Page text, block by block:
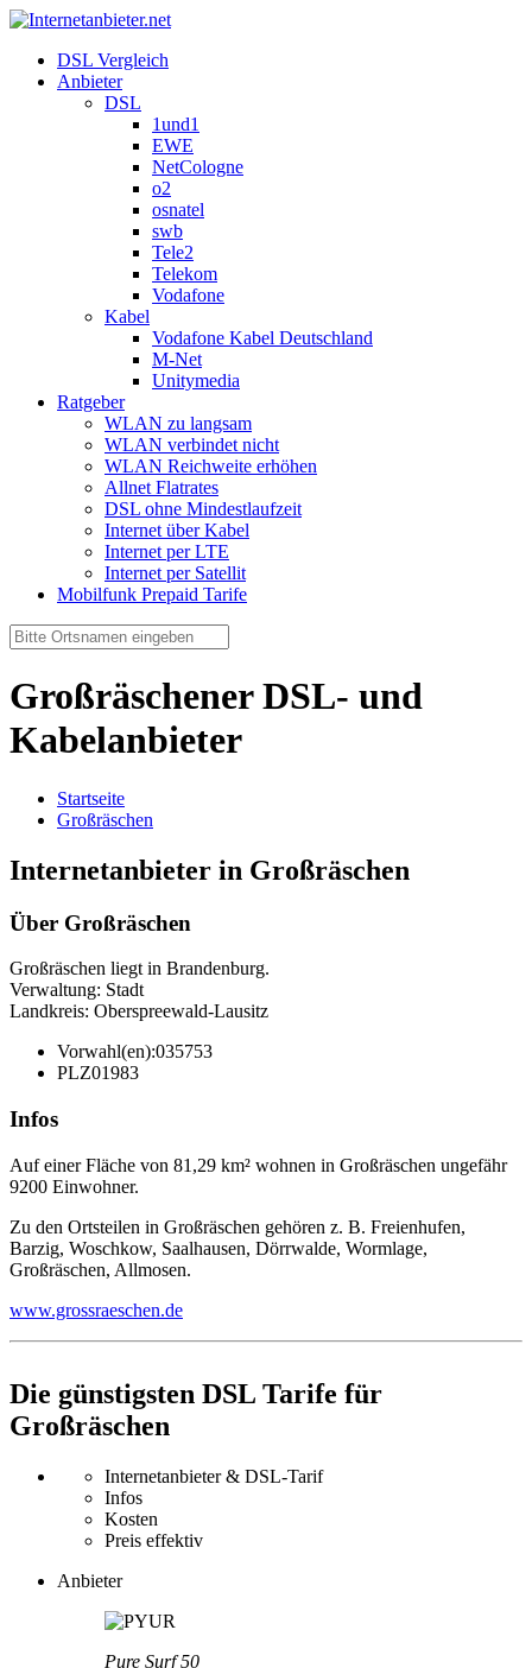
DSL Vergleich
Anbieter
DSL
1und1
EWE
NetCologne
o2
osnatel
swb
Tele2
Telekom
Vodafone
Kabel
Vodafone Kabel Deutschland
M-Net
Unitymedia
Ratgeber
WLAN zu langsam
WLAN verbindet nicht
WLAN Reichweite erhöhen
Allnet Flatrates
DSL ohne Mindestlaufzeit
Internet über Kabel
Internet per LTE
Internet per Satellit
Mobilfunk Prepaid Tarife
Großräschener DSL- und
Kabelanbieter
Startseite
Großräschen
Internetanbieter in Großräschen
Über Großräschen
Großräschen liegt in Brandenburg.
Verwaltung: Stadt
Landkreis: Oberspreewald-Lausitz
Vorwahl(en):035753
PLZ01983
Infos
Auf einer Fläche von 81,29 km² wohnen in Großräschen ungefähr
9200 Einwohner.
Zu den Ortsteilen in Großräschen gehören z. B. Freienhufen,
Barzig, Woschkow, Saalhausen, Dörrwalde, Wormlage,
Großräschen, Allmosen.
www.grossraeschen.de
Die günstigsten DSL Tarife für
Großräschen
Internetanbieter & DSL-Tarif
Infos
Kosten
Preis effektiv
Anbieter
Pure Surf 50